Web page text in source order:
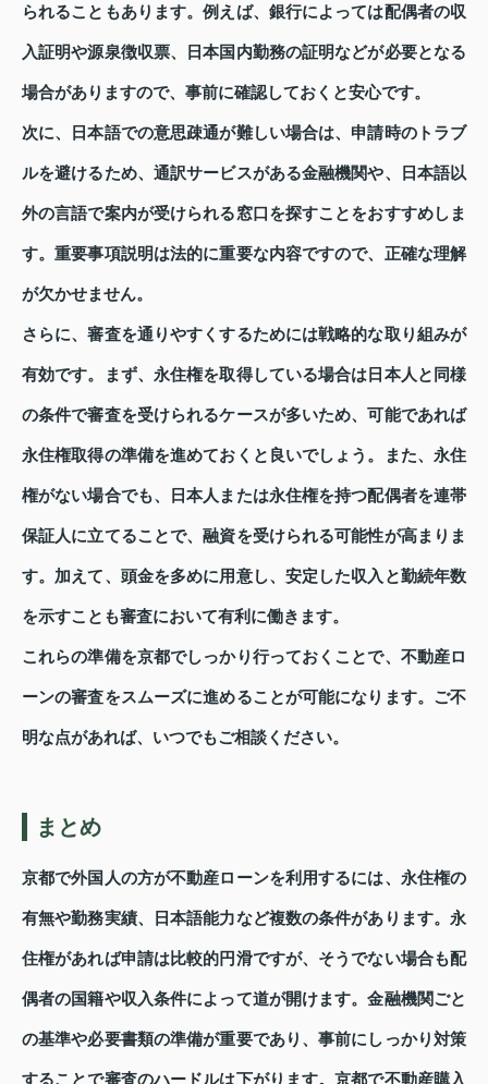
られることもあります。例えば、銀行によっては配偶者の収
入証明や源泉徴収票、日本国内勤務の証明などが必要となる
場合がありますので、事前に確認しておくと安心です。
次に、日本語での意思疎通が難しい場合は、申請時のトラブ
ルを避けるため、通訳サービスがある金融機関や、日本語以
外の言語で案内が受けられる窓口を探すことをおすすめしま
す。重要事項説明は法的に重要な内容ですので、正確な理解
が欠かせません。
さらに、審査を通りやすくするためには戦略的な取り組みが
有効です。まず、永住権を取得している場合は日本人と同様
の条件で審査を受けられるケースが多いため、可能であれば
永住権取得の準備を進めておくと良いでしょう。また、永住
権がない場合でも、日本人または永住権を持つ配偶者を連帯
保証人に立てることで、融資を受けられる可能性が高まりま
す。加えて、頭金を多めに用意し、安定した収入と勤続年数
を示すことも審査において有利に働きます。
これらの準備を京都でしっかり行っておくことで、不動産ロ
ーンの審査をスムーズに進めることが可能になります。ご不
明な点があれば、いつでもご相談ください。
まとめ
京都で外国人の方が不動産ローンを利用するには、永住権の
有無や勤務実績、日本語能力など複数の条件があります。永
住権があれば申請は比較的円滑ですが、そうでない場合も配
偶者の国籍や収入条件によって道が開けます。金融機関ごと
の基準や必要書類の準備が重要であり、事前にしっかり対策
することで審査のハードルは下がります。京都で不動産購入